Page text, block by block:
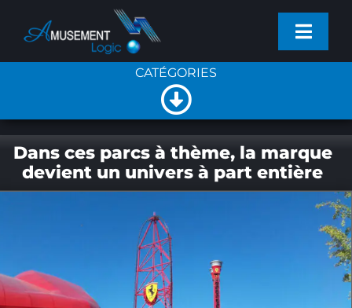
PRODUITS
ACTUALITÉS
ENTREPRISE
CATÉGORIES
Toggle
Navigation
NOUVELLES GÉNÉRALES
NOUVELLES DE L’ENTREPRISE
NOUVEAUX PRODUITS
Dans ces parcs à thème, la marque
devient un univers à part entière